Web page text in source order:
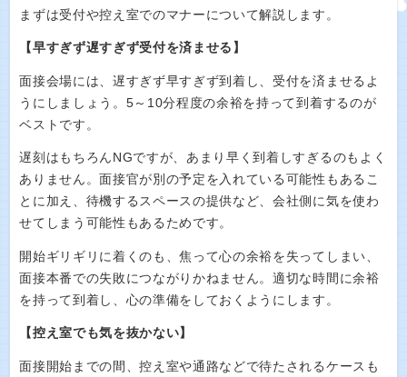
まずは受付や控え室でのマナーについて解説します。
【早すぎず遅すぎず受付を済ませる】
面接会場には、遅すぎず早すぎず到着し、受付を済ませるよ
うにしましょう。5～10分程度の余裕を持って到着するのが
ベストです。
遅刻はもちろんNGですが、あまり早く到着しすぎるのもよく
ありません。面接官が別の予定を入れている可能性もあるこ
とに加え、待機するスペースの提供など、会社側に気を使わ
せてしまう可能性もあるためです。
開始ギリギリに着くのも、焦って心の余裕を失ってしまい、
面接本番での失敗につながりかねません。適切な時間に余裕
を持って到着し、心の準備をしておくようにします。
【控え室でも気を抜かない】
面接開始までの間、控え室や通路などで待たされるケースも